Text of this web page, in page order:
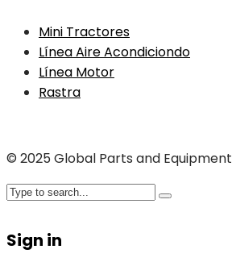
Mini Tractores
Línea Aire Acondiciondo
Línea Motor
Rastra
© 2025 Global Parts and Equipment
Sign in